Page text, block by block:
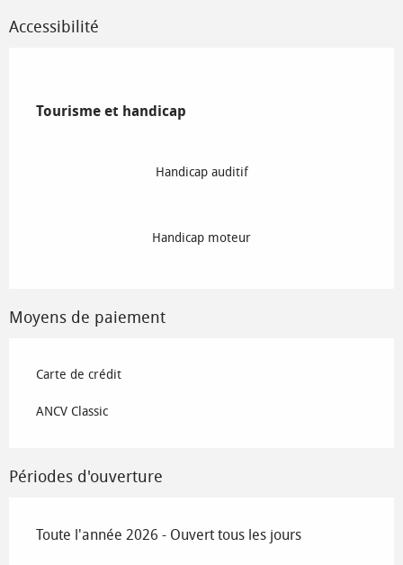
Accessibilité
Tourisme et handicap
Tourisme et handicap
Handicap auditif
Handicap moteur
Moyens de paiement
Carte de crédit
ANCV Classic
Périodes d'ouverture
Toute l'année 2026 - Ouvert tous les jours